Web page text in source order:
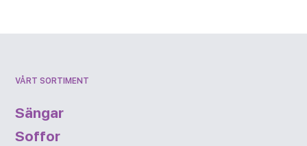
VÅRT SORTIMENT
Sängar
Soffor